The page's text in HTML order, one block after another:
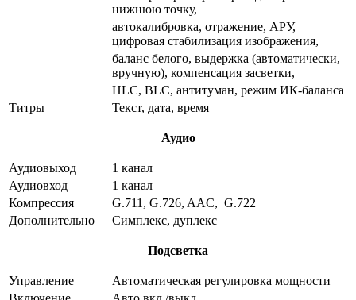
нижнюю точку,
автокалибровка, отражение, АРУ,
цифровая стабилизация изображения,
баланс белого, выдержка (автоматически,
вручную), компенсация засветки,
HLC, BLC, антитуман, режим ИК-баланса
Титры
Текст, дата, время
Аудио
Аудиовыход
1 канал
Аудиовход
1 канал
Компрессия
G.711, G.726, AAC, G.722
Дополнительно
Симплекс, дуплекс
Подсветка
Управление
Автоматическая регулировка мощности